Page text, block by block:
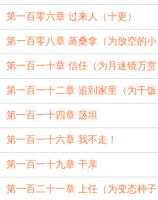
第一百零六章 过来人（十更）
第一百零八章 蒸桑拿（为放空的小
温加更）
第一百一十章 信任（为月迷镜万赏
加更）
第一百一十二章 追到家里（为干饭
人蜡笔小琦万赏加更）
第一百一十四章 荡坦
第一百一十六章 我不走！
第一百一十九章 干亲
第一百二十一章 上任（为变态种子